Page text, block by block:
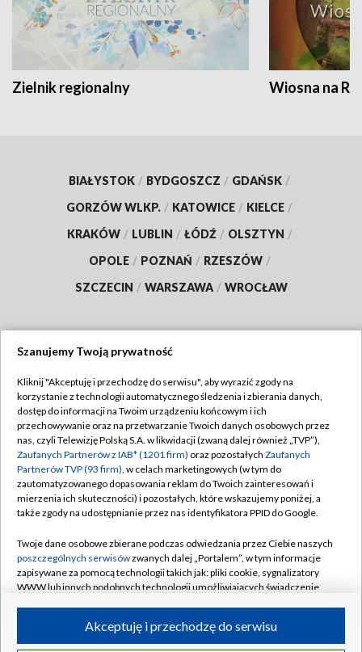
Zielnik regionalny Wiosna na
BIAŁYSTOK / BYDGOSZCZ / GDAŃSK /
GORZÓW WLKP. / KATOWICE / KIELCE /
KRAKÓW / LUBLIN / ŁÓDŹ / OLSZTYN /
OPOLE / POZNAŃ / RZESZÓW /
SZCZECIN / WARSZAWA / WROCŁAW
TVP
Abonament TVP
Emisja w TVP
Centrum informacji TVP
Naziemna Telewizja Cyfrowa
Rada Programowa
System NOS
Informacje o nadawcy
Program dla prasy
Regulamin TVP
Polityka prywatności
Moje zgody
Pomoc
Kontakt
Kanały
Szanujemy Twoją prywatność
Kliknij "Akceptuję i przechodzę do serwisu", aby wyrazić zgody na
korzystanie z technologii automatycznego śledzenia i zbierania danych,
dostęp do informacji na Twoim urządzeniu końcowym i ich
przechowywanie oraz na przetwarzanie Twoich danych osobowych przez
nas, czyli Telewizję Polską S.A. w likwidacji (zwaną dalej również „TVP”),
Zaufanych Partnerów z IAB* (1201 firm) oraz pozostałych Zaufanych
Partnerów TVP (93 firm), w celach marketingowych (w tym do
zautomatyzowanego dopasowania reklam do Twoich zainteresowań i
mierzenia ich skuteczności) i pozostałych, które wskazujemy poniżej, a
także zgody na udostępnianie przez nas identyfikatora PPID do Google.
Twoje dane osobowe zbierane podczas odwiedzania przez Ciebie naszych
poszczególnych serwisówzwanych dalej „Portalem”, w tym informacje
zapisywane za pomocą technologii takich jak: pliki cookie, sygnalizatory
WWW lub innych podobnych technologii umożliwiających świadczenie
ruchu w Internecie.Akceptuję i przechodzę do serwisu